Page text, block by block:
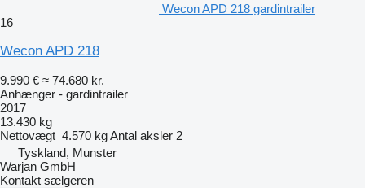
Wecon APD 218 gardintrailer
16
Wecon APD 218
9.990 € ≈ 74.680 kr.
Anhænger - gardintrailer
2017
13.430 kg
Nettovægt 4.570 kgAntal aksler 2
Tyskland, Munster
Warjan GmbH
Kontakt sælgeren